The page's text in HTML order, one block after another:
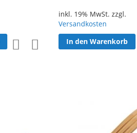
inkl. 19% MwSt. zzgl.
Versandkosten
In den Warenkorb